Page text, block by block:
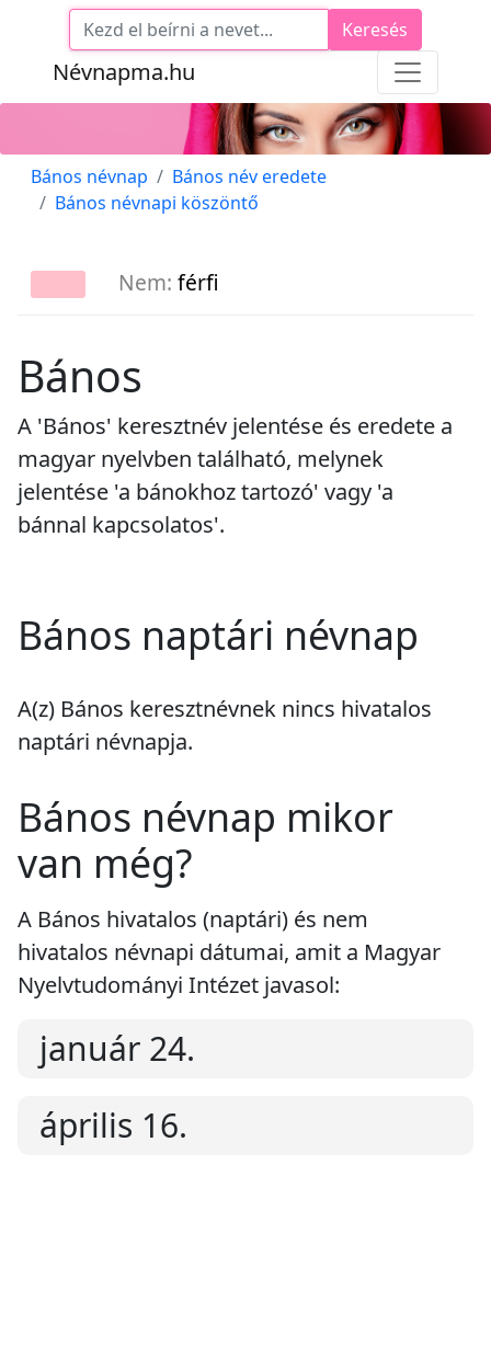
Névnapma.hu
Keresés
Bános névnap
Bános név eredete
Bános névnapi köszöntő
Nem: férfi
Bános
A 'Bános' keresztnév jelentése és eredete a
magyar nyelvben található, melynek
jelentése 'a bánokhoz tartozó' vagy 'a
bánnal kapcsolatos'.
Bános naptári névnap
A(z) Bános keresztnévnek nincs hivatalos
naptári névnapja.
Bános névnap mikor
van még?
A Bános hivatalos (naptári) és nem
hivatalos névnapi dátumai, amit a Magyar
Nyelvtudományi Intézet javasol:
január 24.
április 16.